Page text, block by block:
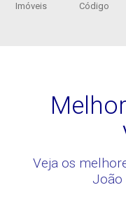
Imóveis Código
Veja os
João